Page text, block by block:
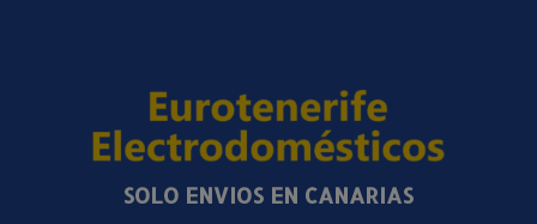
SOLO ENVIOS EN CANARIAS